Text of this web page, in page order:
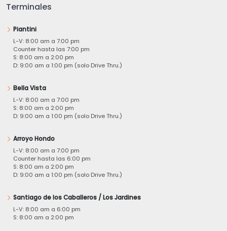
Terminales
Piantini
L-V: 8:00 am a 7:00 pm
Counter hasta las 7:00 pm
S: 8:00 am a 2:00 pm
D: 9:00 am a 1:00 pm (solo Drive Thru.)
Bella Vista
L-V: 8:00 am a 7:00 pm
S: 8:00 am a 2:00 pm
D: 9:00 am a 1:00 pm (solo Drive Thru.)
Arroyo Hondo
L-V: 8:00 am a 7:00 pm
Counter hasta las 6:00 pm
S: 8:00 am a 2:00 pm
D: 9:00 am a 1:00 pm (solo Drive Thru.)
Santiago de los Caballeros / Los Jardines
L-V: 8:00 am a 6:00 pm
S: 8:00 am a 2:00 pm